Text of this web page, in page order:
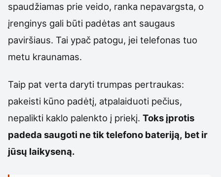
spaudžiamas prie veido, ranka nepavargsta, o
įrenginys gali būti padėtas ant saugaus
paviršiaus. Tai ypač patogu, jei telefonas tuo
metu kraunamas.
Taip pat verta daryti trumpas pertraukas:
pakeisti kūno padėtį, atpalaiduoti pečius,
nepalikti kaklo palenkto į priekį. Toks įprotis
padeda saugoti ne tik telefono bateriją, bet ir
jūsų laikyseną.